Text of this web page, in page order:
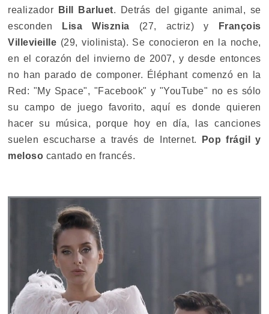
realizador
Bill Barluet. Detrás del gigante animal, se
esconden
Lisa Wisznia (27, actriz) y
François
Villevieille (29, violinista). Se conocieron en la noche,
en el corazón del invierno de 2007, y desde entonces
no han parado de componer. Éléphant comenzó en la
Red: "My Space", "Facebook" y "YouTube" no es sólo
su campo de juego favorito, aquí es donde quieren
hacer su música, porque hoy en día, las canciones
suelen escucharse a través de Internet.
Pop frágil y
meloso cantado en francés.